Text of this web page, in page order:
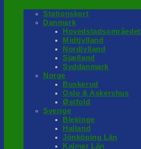
Stationskort
Danmark
Hovedstadsområedet
Midtjylland
Nordjylland
Sjælland
Syddanmark
Norge
Buskerud
Oslo & Askershus
Østfold
Sverige
Blekinge
Halland
Jönköping Län
Kalmar Län